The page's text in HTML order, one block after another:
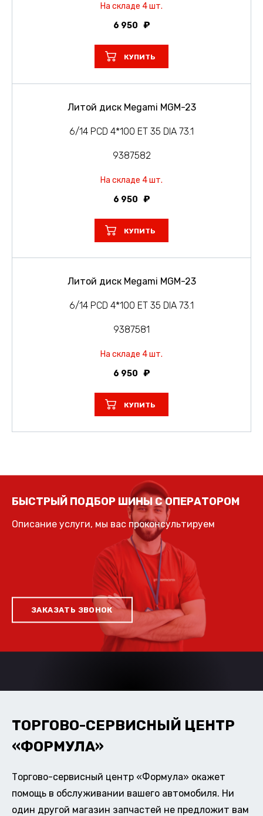
На складе 4 шт.
6 950
КУПИТЬ
Литой диск Megami MGM-23
6/14 PCD 4*100 ET 35 DIA 73.1
9387582
На складе 4 шт.
6 950
КУПИТЬ
Литой диск Megami MGM-23
6/14 PCD 4*100 ET 35 DIA 73.1
9387581
На складе 4 шт.
6 950
КУПИТЬ
БЫСТРЫЙ ПОДБОР ШИНЫ С ОПЕРАТОРОМ
Описание услуги, мы вас проконсультируем
ЗАКАЗАТЬ ЗВОНОК
ТОРГОВО-СЕРВИСНЫЙ ЦЕНТР
«ФОРМУЛА»
Торгово-сервисный центр «Формула» окажет
помощь в обслуживании вашего автомобиля. Ни
один другой магазин запчастей не предложит вам